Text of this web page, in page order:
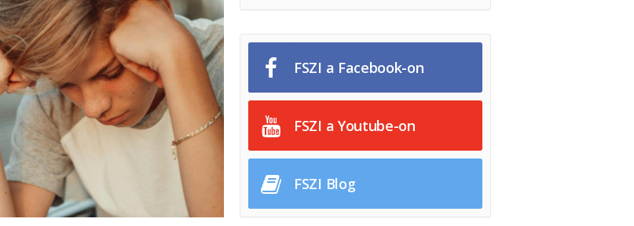
FSZI a Facebook-on
FSZI a Youtube-on
FSZI Blog